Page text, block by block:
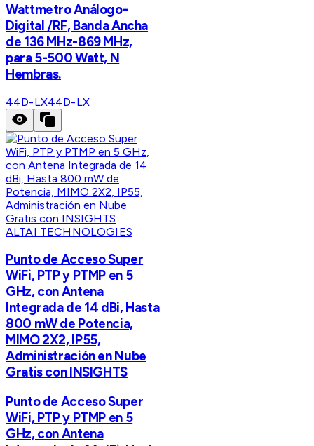
Wattmetro Análogo-
Digital /RF, Banda Ancha
de 136 MHz-869 MHz,
para 5-500 Watt, N
Hembras.
44D-LX44D-LX
ALTAI TECHNOLOGIES
Punto de Acceso Super
WiFi, PTP y PTMP en 5
GHz, con Antena
Integrada de 14 dBi, Hasta
800 mW de Potencia,
MIMO 2X2, IP55,
Administración en Nube
Gratis con INSIGHTS
Punto de Acceso Super
WiFi, PTP y PTMP en 5
GHz, con Antena